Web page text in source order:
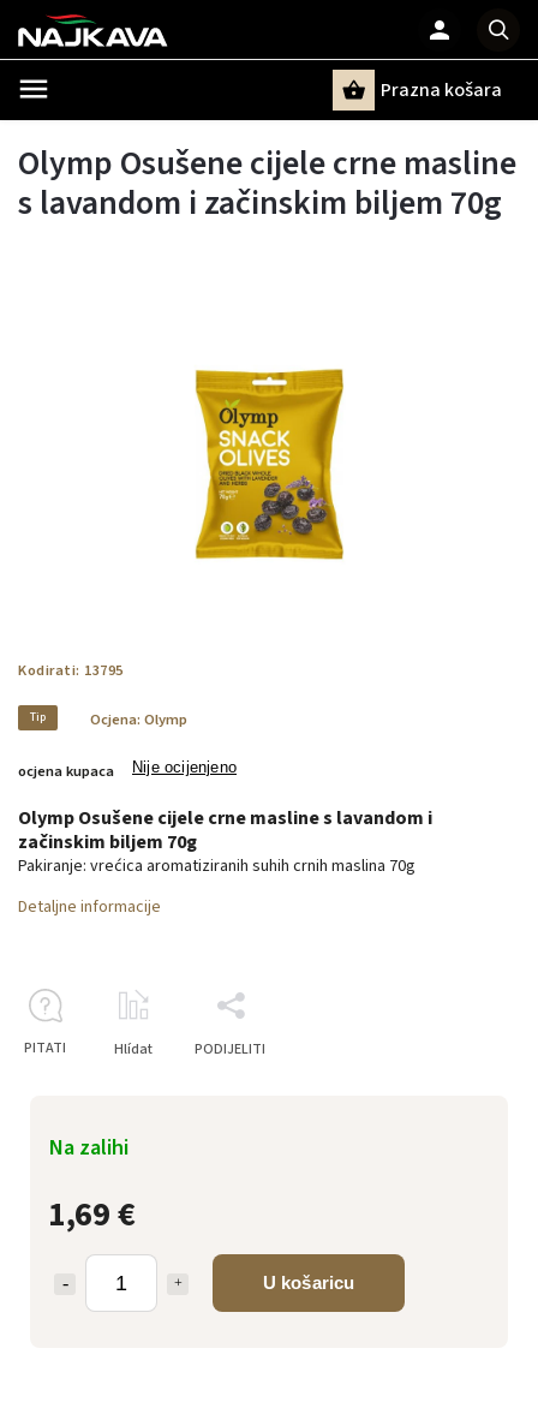
Prazna košara
Olymp Osušene cijele crne masline
s lavandom i začinskim biljem 70g
Kodirati: 13795
Tip
ocjena kupaca Nije ocijenjeno
Ocjena: Olymp
1,69 €
U košaricu
Na zalihi
Olymp Osušene cijele crne masline s lavandom i
začinskim biljem 70g
Pakiranje: vrećica aromatiziranih suhih crnih maslina 70g
Detaljne informacije
PITATI Hlídat PODIJELITI